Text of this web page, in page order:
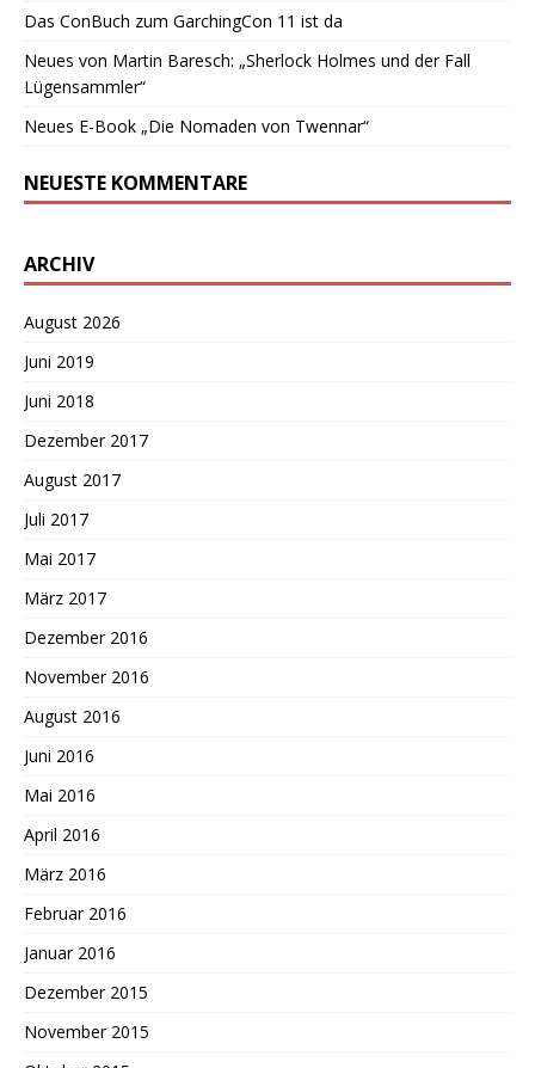
Das ConBuch zum GarchingCon 11 ist da
Neues von Martin Baresch: „Sherlock Holmes und der Fall
Lügensammler“
Neues E-Book „Die Nomaden von Twennar“
NEUESTE KOMMENTARE
ARCHIV
August 2026
Juni 2019
Juni 2018
Dezember 2017
August 2017
Juli 2017
Mai 2017
März 2017
Dezember 2016
November 2016
August 2016
Juni 2016
Mai 2016
April 2016
März 2016
Februar 2016
Januar 2016
Dezember 2015
November 2015